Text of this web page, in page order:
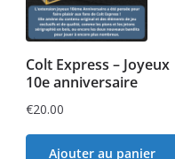
Colt Express – Joyeux
10e anniversaire
€20.00
Ajouter au panier